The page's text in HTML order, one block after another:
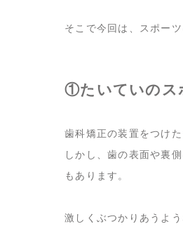
そこで今回は、スポー
①たいていのス
歯科矯正の装置をつけ
しかし、歯の表面や裏
もあります。
激しくぶつかりあうよ